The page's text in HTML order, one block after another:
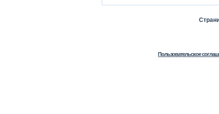
Пользовательское